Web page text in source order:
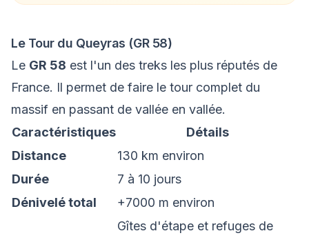
Le Tour du Queyras (GR 58)
Le GR 58 est l'un des treks les plus réputés de
France. Il permet de faire le tour complet du
massif en passant de vallée en vallée.
Caractéristiques
Détails
Distance
130 km environ
Durée
7 à 10 jours
Dénivelé total
+7000 m environ
Gîtes d'étape et refuges de